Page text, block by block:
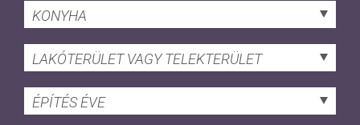
KONYHA
LAKÓTERÜLET VAGY TELEKTERÜLET
ÉPÍTÉS ÉVE